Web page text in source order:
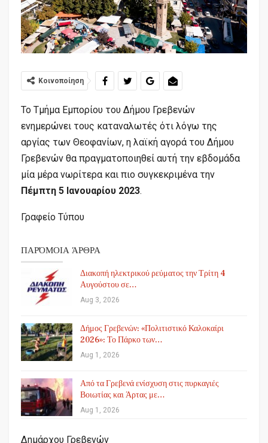
Κοινοποίηση
Το Τμήμα Εμπορίου του Δήμου Γρεβενών
ενημερώνει τους καταναλωτές ότι λόγω της
αργίας των Θεοφανίων, η λαϊκή αγορά του Δήμου
Γρεβενών θα πραγματοποιηθεί αυτή την εβδομάδα
μία μέρα νωρίτερα και πιο συγκεκριμένα την
Πέμπτη 5 Ιανουαρίου 2023.
Γραφείο Τύπου
ΠΑΡΌΜΟΙΑ ΆΡΘΡΑ
Διακοπή ηλεκτρικού ρεύματος την Τρίτη 4
Αυγούστου σε…
Aug 3, 2026
Δήμος Γρεβενών: «Πολιτιστικό Καλοκαίρι
2026»: Το Πάρκο των…
Aug 1, 2026
Από τα Γρεβενά ενίσχυση στις πυρκαγιές
Βοιωτίας και Άρτας με…
Aug 1, 2026
Δημάρχου Γρεβενών